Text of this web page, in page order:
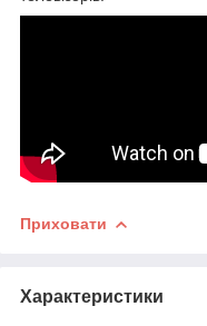
Приховати
Характеристики